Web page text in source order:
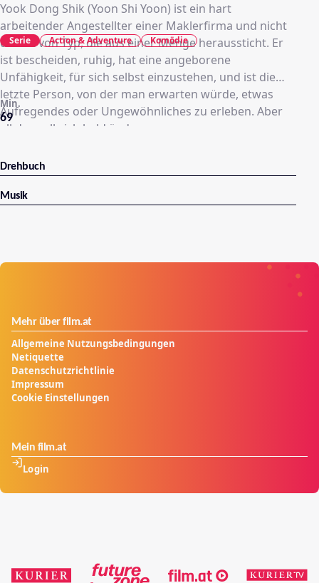
Yook Dong Shik (Yoon Shi Yoon) ist ein hart
arbeitender Angestellter einer Maklerfirma und nicht
die Art von Typ, die aus einer Menge heraussticht. Er
ist bescheiden, ruhig, hat eine angeborene
Unfähigkeit, für sich selbst einzustehen, und ist die
letzte Person, von der man erwarten würde, etwas
Aufregendes oder Ungewöhnliches zu erleben. Aber
all das soll sich bald ändern.
69
Min.
Serie Action & Adventure Komödie
Drehbuch
Musik
Mehr über film.at
Allgemeine Nutzungsbedingungen
Netiquette
Datenschutzrichtlinie
Impressum
Cookie Einstellungen
Mein film.at
Login